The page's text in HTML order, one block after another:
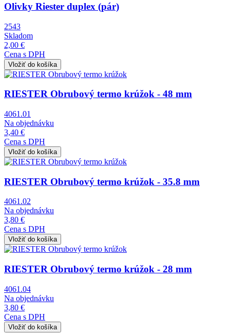
Olivky Riester duplex (pár)
2543
Skladom
2,00 €
Cena s DPH
Obrázok
RIESTER Obrubový termo krúžok - 48 mm
4061.01
Na objednávku
3,40 €
Cena s DPH
Obrázok
RIESTER Obrubový termo krúžok - 35.8 mm
4061.02
Na objednávku
3,80 €
Cena s DPH
Obrázok
RIESTER Obrubový termo krúžok - 28 mm
4061.04
Na objednávku
3,80 €
Cena s DPH